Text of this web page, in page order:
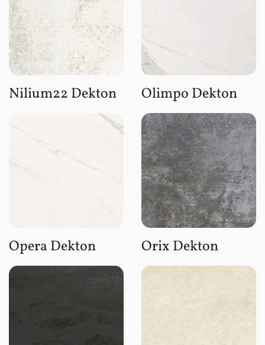
Nilium22 Dekton Olimpo Dekton
Opera Dekton Orix Dekton